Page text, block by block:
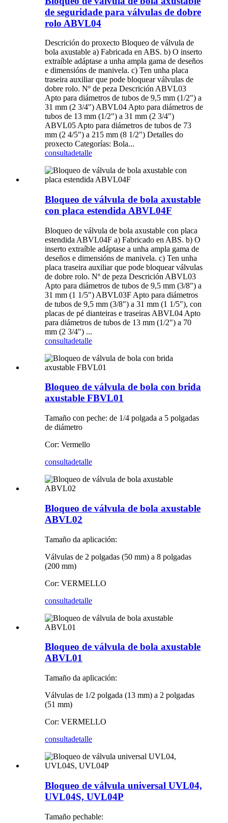
de seguridade para válvulas de dobre
rolo ABVL04
Descrición do proxecto Bloqueo de válvula de
bola axustable a) Fabricada en ABS. b) O inserto
extraíble adáptase a unha ampla gama de deseños
e dimensións de manivela. c) Ten unha placa
traseira auxiliar que pode bloquear válvulas de
dobre rolo. Nº de peza Descrición ABVL03
Apto para diámetros de tubos de 9,5 mm (1/2") a
31 mm (2 3/4") ABVL04 Apto para diámetros de
tubos de 13 mm (1/2") a 31 mm (2 3/4")
ABVL05 Apto para diámetros de tubos de 73
mm (2 4/5") a 215 mm (8 1/2") Detalles do
proxecto Categorías: Bola...
consultadetalle
Bloqueo de válvula de bola axustable
con placa estendida ABVL04F
Bloqueo de válvula de bola axustable con placa
estendida ABVL04F a) Fabricado en ABS. b) O
inserto extraíble adáptase a unha ampla gama de
deseños e dimensións de manivela. c) Ten unha
placa traseira auxiliar que pode bloquear válvulas
de dobre rolo. Nº de peza Descrición ABVL03
Apto para diámetros de tubos de 9,5 mm (3/8") a
31 mm (1 1/5") ABVL03F Apto para diámetros
de tubos de 9,5 mm (3/8") a 31 mm (1 1/5"), con
placas de pé dianteiras e traseiras ABVL04 Apto
para diámetros de tubos de 13 mm (1/2") a 70
mm (2 3/4") ...
consultadetalle
Bloqueo de válvula de bola con brida
axustable FBVL01
Tamaño con peche: de 1/4 polgada a 5 polgadas
de diámetro
Cor: Vermello
consultadetalle
Bloqueo de válvula de bola axustable
ABVL02
Tamaño da aplicación:
Válvulas de 2 polgadas (50 mm) a 8 polgadas
(200 mm)
Cor: VERMELLO
consultadetalle
Bloqueo de válvula de bola axustable
ABVL01
Tamaño da aplicación:
Válvulas de 1/2 polgada (13 mm) a 2 polgadas
(51 mm)
Cor: VERMELLO
consultadetalle
Bloqueo de válvula universal UVL04,
UVL04S, UVL04P
Tamaño pechable: